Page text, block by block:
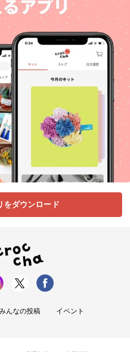
をダウンロード
んなの投稿 イベント